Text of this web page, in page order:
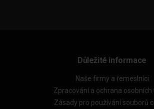
Důležité informace
Naše firmy a řemeslníci
Zpracování a ochrana osobních
Zásady pro používání souborů